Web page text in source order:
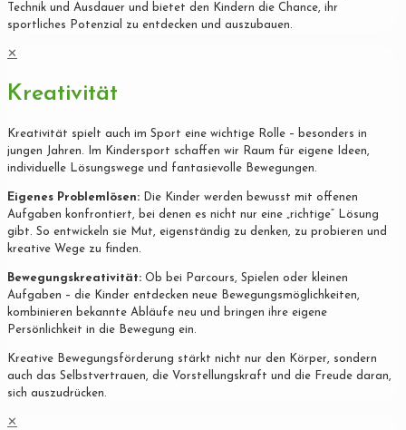
Technik und Ausdauer und bietet den Kindern die Chance, ihr
sportliches Potenzial zu entdecken und auszubauen.
✕
Kreativität
Kreativität spielt auch im Sport eine wichtige Rolle – besonders in
jungen Jahren. Im Kindersport schaffen wir Raum für eigene Ideen,
individuelle Lösungswege und fantasievolle Bewegungen.
Eigenes Problemlösen: Die Kinder werden bewusst mit offenen
Aufgaben konfrontiert, bei denen es nicht nur eine „richtige“ Lösung
gibt. So entwickeln sie Mut, eigenständig zu denken, zu probieren und
kreative Wege zu finden.
Bewegungskreativität: Ob bei Parcours, Spielen oder kleinen
Aufgaben – die Kinder entdecken neue Bewegungsmöglichkeiten,
kombinieren bekannte Abläufe neu und bringen ihre eigene
Persönlichkeit in die Bewegung ein.
Kreative Bewegungsförderung stärkt nicht nur den Körper, sondern
auch das Selbstvertrauen, die Vorstellungskraft und die Freude daran,
sich auszudrücken.
✕